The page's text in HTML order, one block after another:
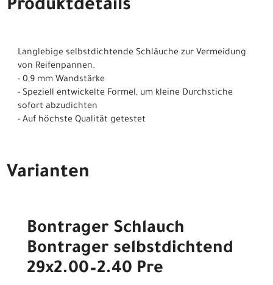
Produktdetails
Langlebige selbstdichtende Schläuche zur Vermeidung
von Reifenpannen.
- 0,9 mm Wandstärke
- Speziell entwickelte Formel, um kleine Durchstiche
sofort abzudichten
- Auf höchste Qualität getestet
Varianten
Bontrager Schlauch
Bontrager selbstdichtend
29x2.00–2.40 Pre